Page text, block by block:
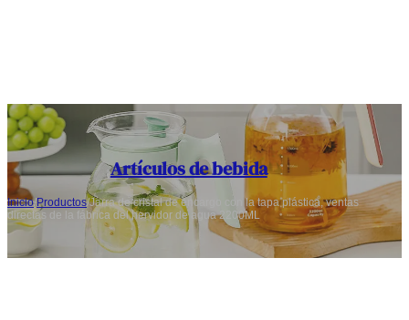
Artículos de bebida
Inicio/Productos/Jarra de cristal de encargo con la tapa plástica, ventas
directas de la fábrica del hervidor de agua 2200ML